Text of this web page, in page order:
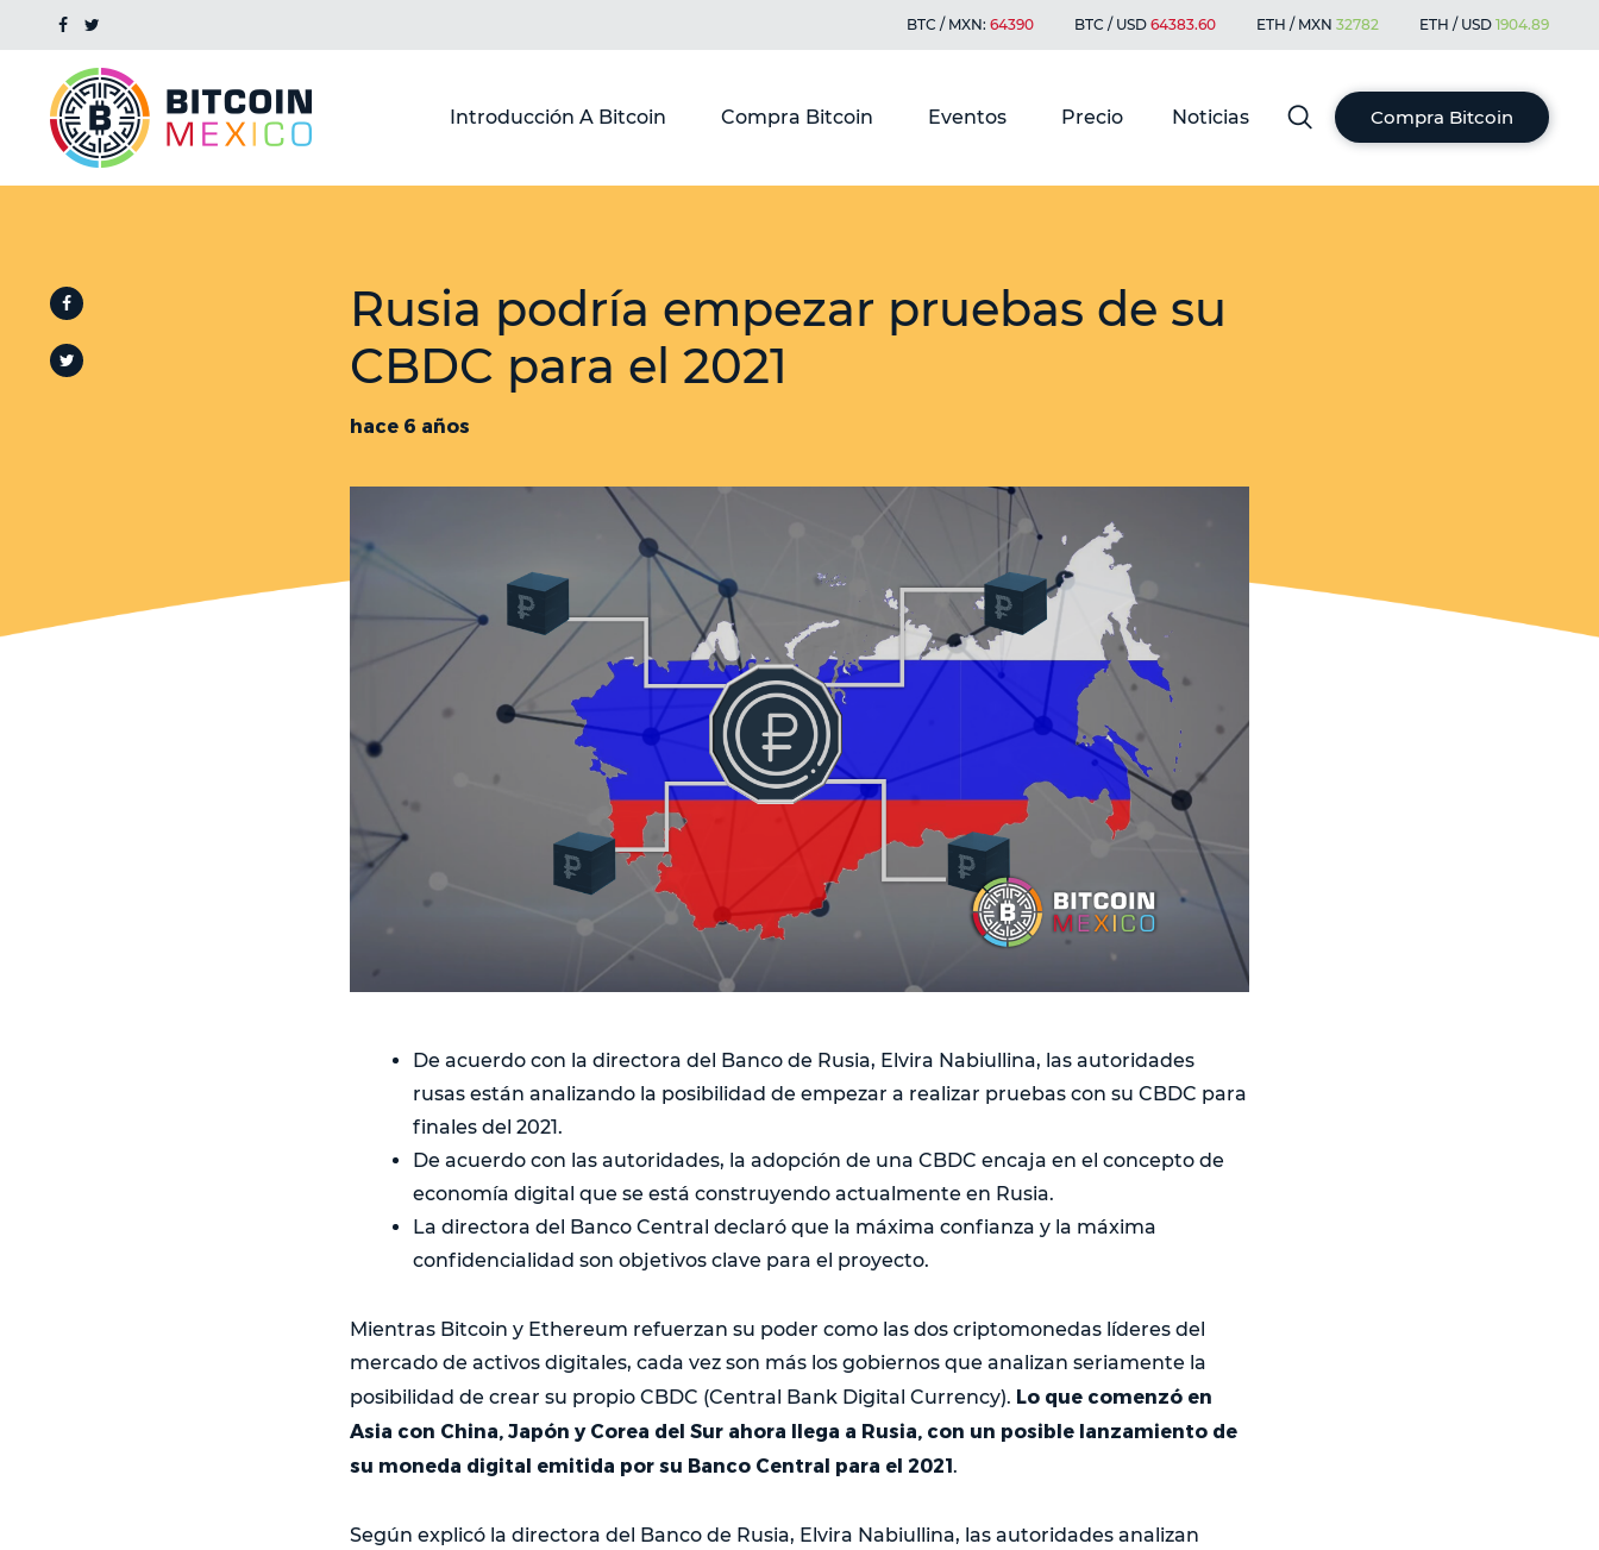
BTC / MXN: 64390 BTC / USD 64383.60 ETH / MXN 32782 ETH / USD 1904.89
Introducción A Bitcoin Compra Bitcoin Eventos Precio Noticias Compra Bitcoin
Rusia podría empezar pruebas de su
CBDC para el 2021
hace 6 años
De acuerdo con la directora del Banco de Rusia, Elvira Nabiullina, las autoridades
rusas están analizando la posibilidad de empezar a realizar pruebas con su CBDC para
finales del 2021.
De acuerdo con las autoridades, la adopción de una CBDC encaja en el concepto de
economía digital que se está construyendo actualmente en Rusia.
La directora del Banco Central declaró que la máxima confianza y la máxima
confidencialidad son objetivos clave para el proyecto.
Mientras Bitcoin y Ethereum refuerzan su poder como las dos criptomonedas líderes del
mercado de activos digitales, cada vez son más los gobiernos que analizan seriamente la
posibilidad de crear su propio CBDC (Central Bank Digital Currency). Lo que comenzó en
Asia con China, Japón y Corea del Sur ahora llega a Rusia, con un posible lanzamiento de
su moneda digital emitida por su Banco Central para el 2021.
Según explicó la directora del Banco de Rusia, Elvira Nabiullina, las autoridades analizan